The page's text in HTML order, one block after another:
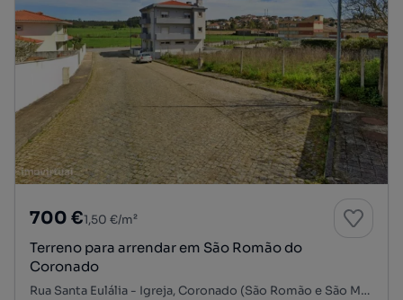
700 €1,50 €/m²
Terreno para arrendar em São Romão do
Coronado
Rua Santa Eulália - Igreja, Coronado (São Romão e São Mamede), Trofa, Porto